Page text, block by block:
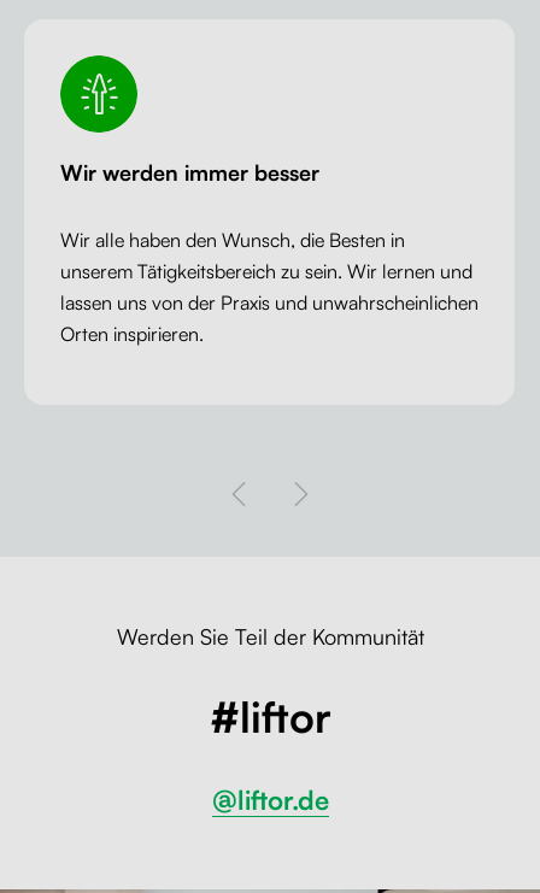
Wir werden immer besser
Wir alle haben den Wunsch, die Besten in
unserem Tätigkeitsbereich zu sein. Wir lernen und
lassen uns von der Praxis und unwahrscheinlichen
Orten inspirieren.
Werden Sie Teil der Kommunität
#liftor
@liftor.de